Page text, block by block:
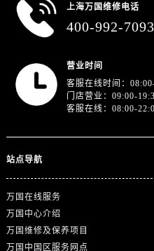
上海万国维修电话
400-992-7093
营业时间
客服在线时间：
门店营业：09:00-
客服在线：08:00-
站点导航
万国在线服务
万国中心介绍
万国维修及保养项目
万国中国区服务网点